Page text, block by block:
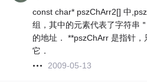
const char* pszChArr2[] 中
组，其中的元素代表了字符串
的地址． **pszChArr 是指针
它．
2009-05-13